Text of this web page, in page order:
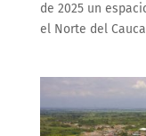
de 2025 un
el Norte del